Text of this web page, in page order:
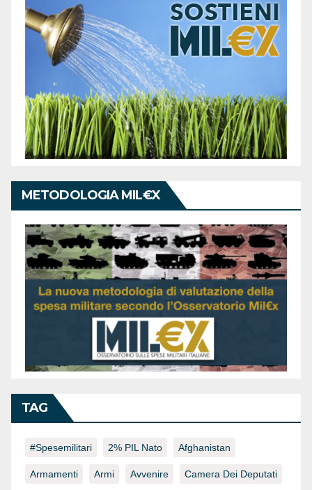
METODOLOGIA MIL€X
TAG
#spesemilitari 2% PIL Nato Afghanistan
Armamenti Armi Avvenire Camera Dei Deputati